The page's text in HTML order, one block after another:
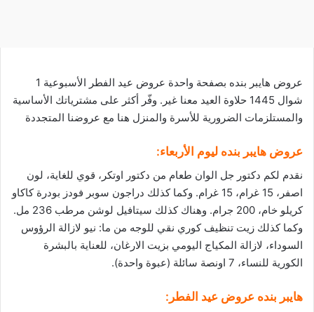
عروض هايبر بنده بصفحة واحدة عروض عيد الفطر الأسبوعية 1
شوال 1445 حلاوة العيد معنا غير. وفّر أكثر على مشترياتك الأساسية
والمستلزمات الضرورية للأسرة والمنزل هنا مع عروضنا المتجددة
عروض هايبر بنده ليوم الأربعاء:
نقدم لكم دكتور جل الوان طعام من دكتور اوتكر، قوي للغاية، لون
اصفر، 15 غرام، 15 غرام. وكما كذلك دراجون سوبر فودز بودرة كاكاو
كريلو خام، 200 جرام. وهناك كذلك سيتافيل لوشن مرطب 236 مل.
وكما كذلك زيت تنظيف كوري نقي للوجه من ما: نيو لازالة الرؤوس
السوداء، لازالة المكياج اليومي بزيت الارغان، للعناية بالبشرة
الكورية للنساء، 7 اونصة سائلة (عبوة واحدة).
هايبر بنده عروض عيد الفطر: